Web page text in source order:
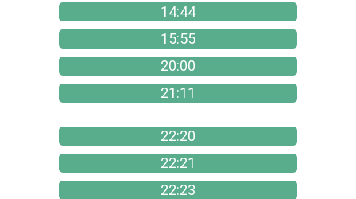
14:44
15:55
20:00
21:11
22:20
22:21
22:23